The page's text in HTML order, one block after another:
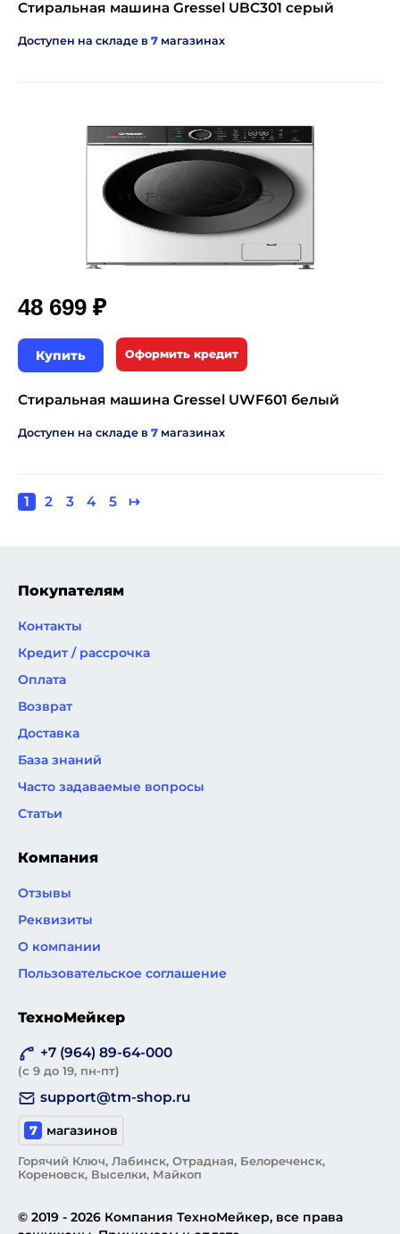
Стиральная машина Gressel UBC301 серый
Доступен на складе в 7 магазинах
48 699 ₽
Купить Оформить кредит
Стиральная машина Gressel UWF601 белый
Доступен на складе в 7 магазинах
Нумерация
Текущая
1 Page
2 Page
3 Page
4 Page
5
Следующая
↦
Покупателям
Контакты
Кредит / рассрочка
Оплата
Возврат
Доставка
База знаний
Часто задаваемые вопросы
Статьи
Компания
Отзывы
Реквизиты
О компании
Пользовательское соглашение
ТехноМейкер
+7 (964) 89-64-000
(с 9 до 19, пн-пт)
support@tm-shop.ru
7 магазинов
Горячий Ключ, Лабинск, Отрадная, Белореченск,
Кореновск, Выселки, Майкоп
© 2019 - 2026 Компания ТехноМейкер, все права